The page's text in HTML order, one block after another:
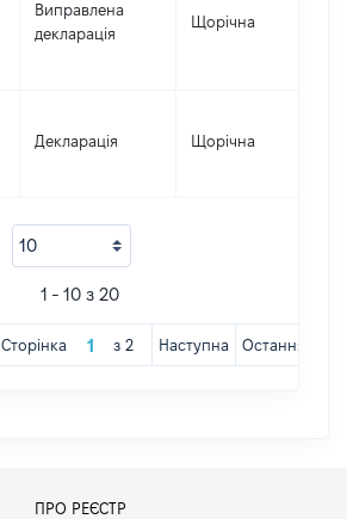
Виправлена
декларація
Щорічна
Декларація Щорічна
1 - 10 з 20
Сторінка з 2 Наступна Остання
ПРО РЕЄСТР